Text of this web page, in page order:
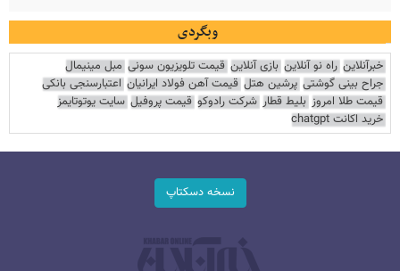
وبگردی
خبرآنلاین راه نو آنلاین بازی آنلاین قیمت تلویزیون سونی مبل مینیمال
جراح بینی گوشتی پرشین هتل قیمت آهن فولاد ایرانیان اعتبارسنجی بانکی
قیمت طلا امروز بلیط قطار شرکت رادوکو قیمت پروفیل سایت یوتوتایمز
خرید اکانت chatgpt
نسخه دسکتاپ